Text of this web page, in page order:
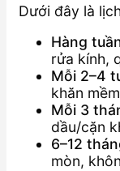
Dưới đây là
Hàng
rửa kính,
Mỗi 2–4
khăn
Mỗi 3
dầu/cặn
6–12
mòn,